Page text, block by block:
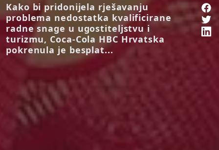
Kako bi pridonijela rješavanju
problema nedostatka kvalificirane
radne snage u ugostiteljstvu i
turizmu, Coca-Cola HBC Hrvatska
pokrenula je besplat...